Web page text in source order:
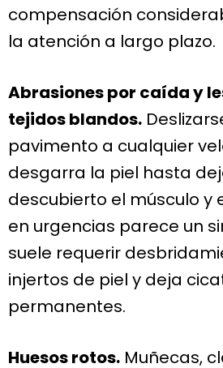
compensación
la atención a largo plazo.
Abrasiones por caída y
tejidos blandos.
pavimento a cualquier
desgarra la piel hasta
descubierto el músculo y
en urgencias parece un
suele requerir
injertos de piel y deja
permanentes.
Huesos rotos. Muñecas,